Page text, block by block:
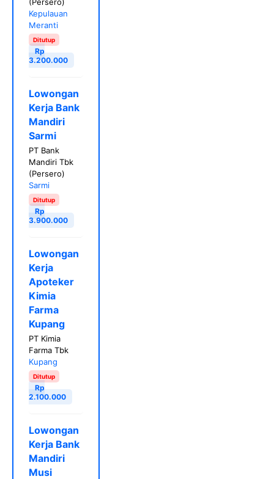
Kepulauan
Meranti
Ditutup
Rp
3.200.000
Lowongan
Kerja Bank
Mandiri
Sarmi
PT Bank
Mandiri Tbk
(Persero)
Sarmi
Ditutup
Rp
3.900.000
Lowongan
Kerja
Apoteker
Kimia
Farma
Kupang
PT Kimia
Farma Tbk
Kupang
Ditutup
Rp
2.100.000
Lowongan
Kerja Bank
Mandiri
Musi